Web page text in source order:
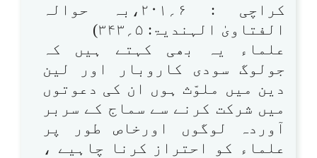
کراچی : ۶؍۲۰۱،بہ حوالہ
الفتاویٰ الہندیۃ: ۵؍۳۴۳)
علماء یہ بھی کہتے ہیں کہ
جولوگ سودی کاروبار اور لین
دین میں ملوّث ہوں ان کی دعوتوں
میں شرکت کرنے سے سماج کے سربر
آوردہ لوگوں اورخاص طور پر
علماء کو احتراز کرنا چاہیے ،